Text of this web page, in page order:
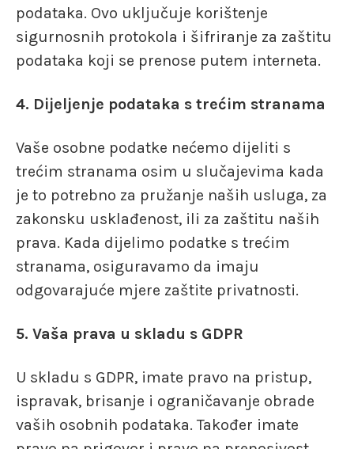
podataka. Ovo uključuje korištenje
sigurnosnih protokola i šifriranje za zaštitu
podataka koji se prenose putem interneta.
4. Dijeljenje podataka s trećim stranama
Vaše osobne podatke nećemo dijeliti s
trećim stranama osim u slučajevima kada
je to potrebno za pružanje naših usluga, za
zakonsku usklađenost, ili za zaštitu naših
prava. Kada dijelimo podatke s trećim
stranama, osiguravamo da imaju
odgovarajuće mjere zaštite privatnosti.
5. Vaša prava u skladu s GDPR
U skladu s GDPR, imate pravo na pristup,
ispravak, brisanje i ograničavanje obrade
vaših osobnih podataka. Također imate